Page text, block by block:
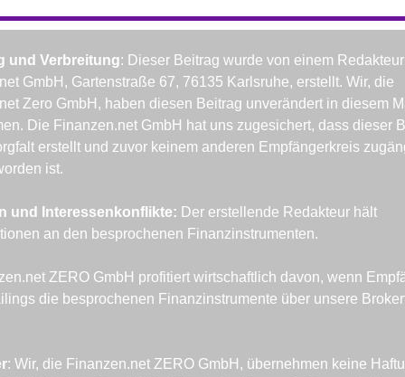
und Verbreitung: Dieser Beitrag wurde von einem
GmbH, Gartenstraße 67, 76135 Karlsruhe, erstellt. Wir, die
Zero GmbH, haben diesen Beitrag unverändert in diesem
Die Finanzen.net GmbH hat uns zugesichert, dass dieser
erstellt und zuvor keinem anderen Empfängerkreis
ist.
und Interessenkonflikte: Der erstellende Redakteur hält
an den besprochenen Finanzinstrumenten.
ZERO GmbH profitiert wirtschaftlich davon, wenn
die besprochenen Finanzinstrumente über unsere
: Wir, die Finanzen.net ZERO GmbH, übernehmen keine